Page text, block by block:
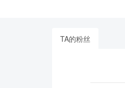
TA的粉丝